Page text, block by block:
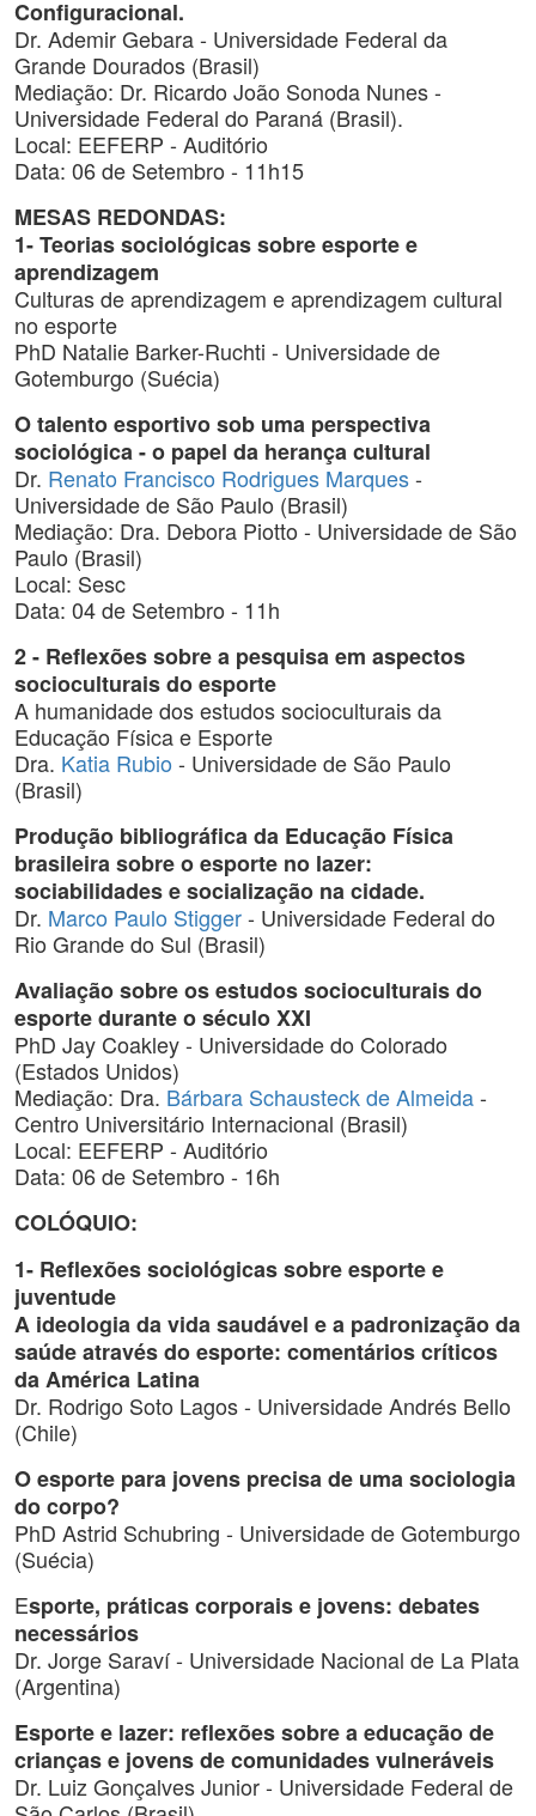
Configuracional.
Dr. Ademir Gebara - Universidade Federal da
Grande Dourados (Brasil)
Mediação: Dr. Ricardo João Sonoda Nunes -
Universidade Federal do Paraná (Brasil).
Local: EEFERP - Auditório
Data: 06 de Setembro - 11h15
MESAS REDONDAS:
1- Teorias sociológicas sobre esporte e
aprendizagem
Culturas de aprendizagem e aprendizagem cultural
no esporte
PhD Natalie Barker-Ruchti - Universidade de
Gotemburgo (Suécia)
O talento esportivo sob uma perspectiva
sociológica - o papel da herança cultural
Dr. Renato Francisco Rodrigues Marques-
Universidade de São Paulo (Brasil)
Mediação: Dra. Debora Piotto - Universidade de São
Paulo (Brasil)
Local: Sesc
Data: 04 de Setembro - 11h
2 - Reflexões sobre a pesquisa em aspectos
socioculturais do esporte
A humanidade dos estudos socioculturais da
Educação Física e Esporte
Dra. Katia Rubio - Universidade de São Paulo
(Brasil)
Produção bibliográfica da Educação Física
brasileira sobre o esporte no lazer:
sociabilidades e socialização na cidade.
Dr. Marco Paulo Stigger- Universidade Federal do
Rio Grande do Sul (Brasil)
Avaliação sobre os estudos socioculturais do
esporte durante o século XXI
PhD Jay Coakley - Universidade do Colorado
(Estados Unidos)
Mediação: Dra. Bárbara Schausteck de Almeida-
Centro Universitário Internacional (Brasil)
Local: EEFERP - Auditório
Data: 06 de Setembro - 16h
COLÓQUIO:
1- Reflexões sociológicas sobre esporte e
juventude
A ideologia da vida saudável e a padronização da
saúde através do esporte: comentários críticos
da América Latina
Dr. Rodrigo Soto Lagos - Universidade Andrés Bello
(Chile)
O esporte para jovens precisa de uma sociologia
do corpo?
PhD Astrid Schubring - Universidade de Gotemburgo
(Suécia)
Esporte, práticas corporais e jovens: debates
necessários
Dr. Jorge Saraví - Universidade Nacional de La Plata
(Argentina)
Esporte e lazer: reflexões sobre a educação de
crianças e jovens de comunidades vulneráveis
Dr. Luiz Gonçalves Junior - Universidade Federal de